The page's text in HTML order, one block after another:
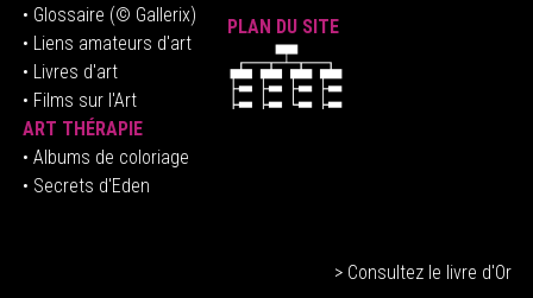
• Glossaire (© Gallerix)
• Liens amateurs d'art
• Livres d'art
• Films sur l'Art
ART THÉRAPIE
• Albums de coloriage
• Secrets d'Eden
PLAN DU SITE
> Consultez le livre d'Or